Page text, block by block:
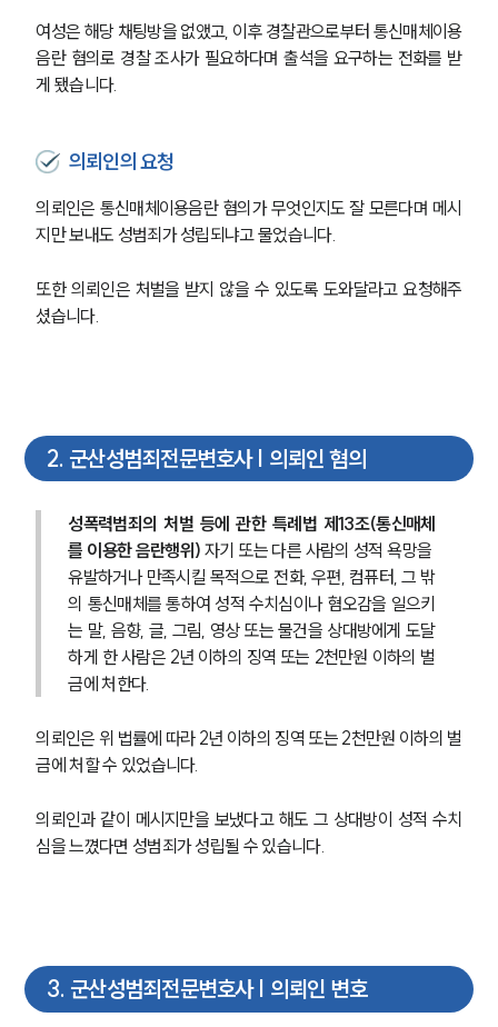
여성은 해당 채팅방을 없앴고, 이후 경찰관으로부터 통신매체이용
음란 혐의로 경찰 조사가 필요하다며 출석을 요구하는 전화를 받
게 됐습니다.
의뢰인의 요청
의뢰인은 통신매체이용음란 혐의가 무엇인지도 잘 모른다며 메시
지만 보내도 성범죄가 성립되냐고 물었습니다.
또한 의뢰인은 처벌을 받지 않을 수 있도록 도와달라고 요청해주
셨습니다.
2. 군산성범죄전문변호사 | 의뢰인 혐의
성폭력범죄의 처벌 등에 관한 특례법 제13조(통신매체
를 이용한 음란행위) 자기 또는 다른 사람의 성적 욕망을
유발하거나 만족시킬 목적으로 전화, 우편, 컴퓨터, 그 밖
의 통신매체를 통하여 성적 수치심이나 혐오감을 일으키
는 말, 음향, 글, 그림, 영상 또는 물건을 상대방에게 도달
하게 한 사람은 2년 이하의 징역 또는 2천만원 이하의 벌
금에 처한다.
의뢰인은 위 법률에 따라 2년 이하의 징역 또는 2천만원 이하의 벌
금에 처할 수 있었습니다.
의뢰인과 같이 메시지만을 보냈다고 해도 그 상대방이 성적 수치
심을 느꼈다면 성범죄가 성립될 수 있습니다.
3. 군산성범죄전문변호사 | 의뢰인 변호